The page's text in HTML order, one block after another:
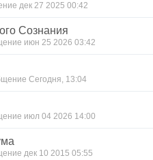
дек 27 2025 00:42
Сознания
июн 25 2026 03:42
Сегодня, 13:04
июл 04 2026 14:00
дек 10 2015 05:55